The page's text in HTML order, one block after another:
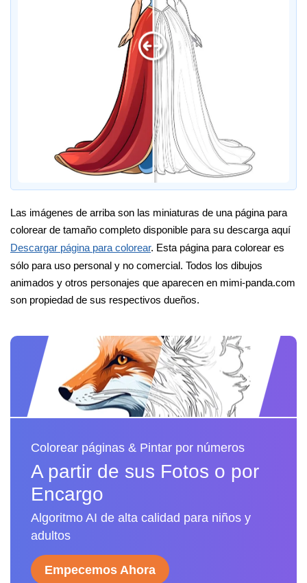
Las imágenes de arriba son las miniaturas de una página para
colorear de tamaño completo disponible para su descarga aquí
Descargar página para colorear. Esta página para colorear es
sólo para uso personal y no comercial. Todos los dibujos
animados y otros personajes que aparecen en mimi-panda.com
son propiedad de sus respectivos dueños.
Colorear páginas & Pintar por números
A partir de sus Fotos o por
Encargo
Algoritmo AI de alta calidad para niños y
adultos
Empecemos Ahora